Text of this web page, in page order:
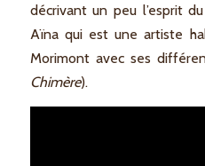
décrivant un peu l’esprit
Aïna qui est une artiste
Morimont avec ses
Chimère).